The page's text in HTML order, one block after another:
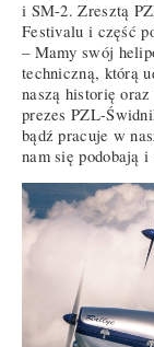
i SM-2. Zresztą
Festivalu i część
– Mamy swój
techniczną, którą
naszą historię
prezes PZL-
bądź pracuje w
nam się podobają